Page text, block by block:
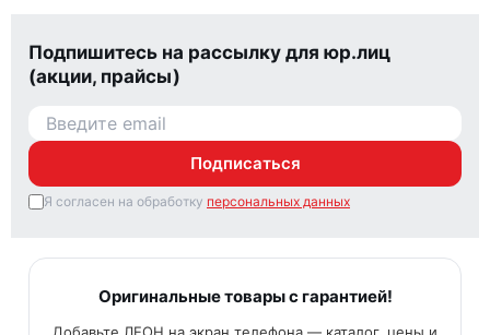
Подпишитесь на рассылку для юр.лиц
(акции, прайсы)
Подписаться
Я согласен на обработку персональных данных
Оригинальные товары с гарантией!